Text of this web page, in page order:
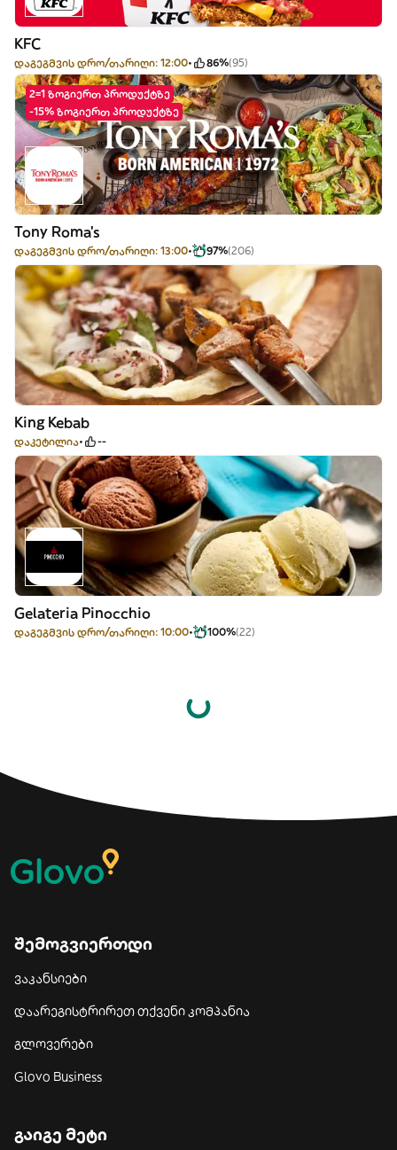
KFC
დაგეგმვის დრო/თარიღი: 12:00 86%(95)
2=1 ზოგიერთ პროდუქტზე
-15% ზოგიერთ პროდუქტზე
Tony Roma's
დაგეგმვის დრო/თარიღი: 13:00 97%(206)
King Kebab
დაკეტილია --
Gelateria Pinocchio
დაგეგმვის დრო/თარიღი: 10:00 100%(22)
შემოგვიერთდი
ვაკანსიები
დაარეგისტრირეთ თქვენი კომპანია
გლოვერები
Glovo Business
გაიგე მეტი